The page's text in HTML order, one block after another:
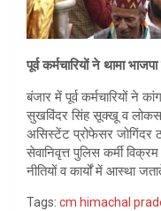
पूर्व कर्मचारियों ने थामा
बंजार में पूर्व कर्मचारियों ने
सुखविंदर सिंह सूक्खू व
असिस्टेंट प्रोफेसर जोगिंदर
सेवानिवृत्त पुलिस कर्मी
नीतियों व कार्यों में आस्था
Tags: cm himachal